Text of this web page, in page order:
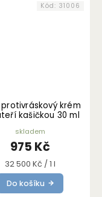
krém
kašičkou 30 ml
skladem
975 Kč
Měrná
cena:
32 500 Kč / 1 l
Do košíku
Kód: 31006